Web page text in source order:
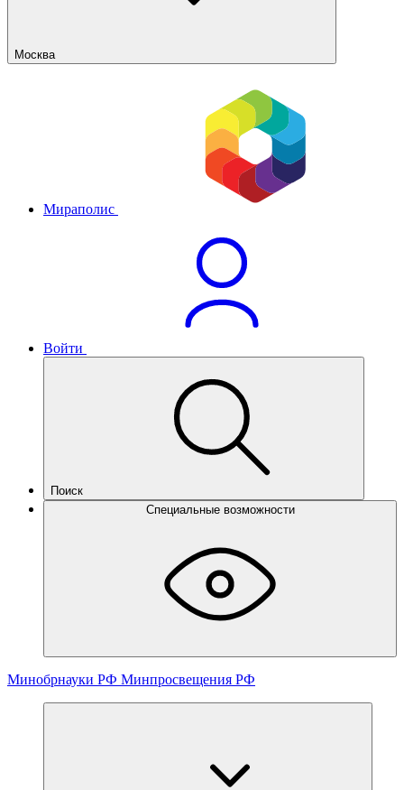
Москва
Мираполис
Войти
Поиск
Специальные возможности
Минобрнауки РФ Минпросвещения РФ